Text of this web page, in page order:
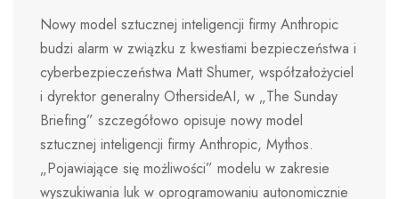
Nowy model sztucznej inteligencji firmy Anthropic
budzi alarm w związku z kwestiami bezpieczeństwa i
cyberbezpieczeństwa Matt Shumer, współzałożyciel
i dyrektor generalny OthersideAI, w „The Sunday
Briefing” szczegółowo opisuje nowy model
sztucznej inteligencji firmy Anthropic, Mythos.
„Pojawiające się możliwości” modelu w zakresie
wyszukiwania luk w oprogramowaniu autonomicznie